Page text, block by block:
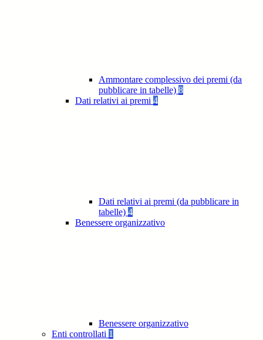
Ammontare complessivo dei premi (da
pubblicare in tabelle) 8
Dati relativi ai premi 4
Dati relativi ai premi (da pubblicare in
tabelle) 4
Benessere organizzativo
Benessere organizzativo
Enti controllati 1